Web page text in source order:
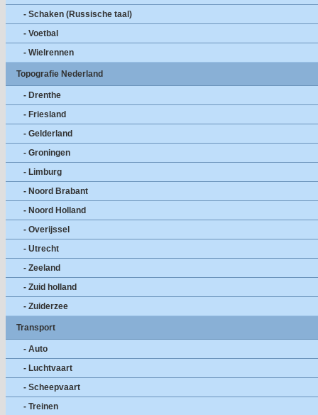
- Schaken (Russische taal)
- Voetbal
- Wielrennen
Topografie Nederland
- Drenthe
- Friesland
- Gelderland
- Groningen
- Limburg
- Noord Brabant
- Noord Holland
- Overijssel
- Utrecht
- Zeeland
- Zuid holland
- Zuiderzee
Transport
- Auto
- Luchtvaart
- Scheepvaart
- Treinen